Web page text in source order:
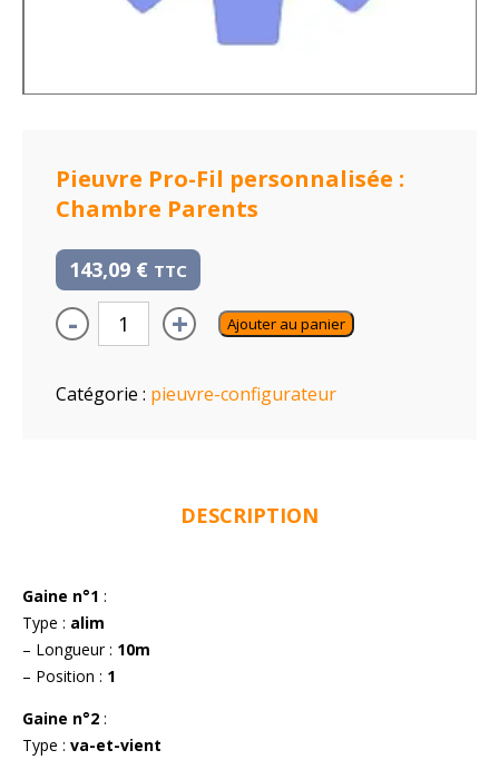
Pieuvre Pro-Fil personnalisée :
Chambre Parents
143,09 € TTC
- + Ajouter au panier
Catégorie : pieuvre-configurateur
DESCRIPTION
Gaine n°1 :
Type : alim
– Longueur : 10m
– Position : 1
Gaine n°2 :
Type : va-et-vient